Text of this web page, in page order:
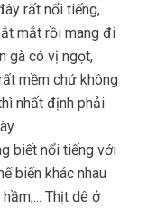
rất nổi tiếng,
mắt rồi mang đi
gà có vị ngọt,
mềm chứ không
nhất định phải
biết nổi tiếng với
biến khác nhau
Thịt dê ở